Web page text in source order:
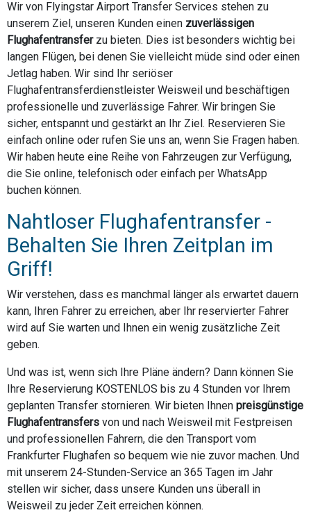
Wir von Flyingstar Airport Transfer Services stehen zu
unserem Ziel, unseren Kunden einen zuverlässigen
Flughafentransferzu bieten. Dies ist besonders wichtig bei
langen Flügen, bei denen Sie vielleicht müde sind oder einen
Jetlag haben. Wir sind Ihr seriöser
Flughafentransferdienstleister Weisweil und beschäftigen
professionelle und zuverlässige Fahrer. Wir bringen Sie
sicher, entspannt und gestärkt an Ihr Ziel. Reservieren Sie
einfach online oder rufen Sie uns an, wenn Sie Fragen haben.
Wir haben heute eine Reihe von Fahrzeugen zur Verfügung,
die Sie online, telefonisch oder einfach per WhatsApp
buchen können.
Nahtloser Flughafentransfer -
Behalten Sie Ihren Zeitplan im
Griff!
Wir verstehen, dass es manchmal länger als erwartet dauern
kann, Ihren Fahrer zu erreichen, aber Ihr reservierter Fahrer
wird auf Sie warten und Ihnen ein wenig zusätzliche Zeit
geben.
Und was ist, wenn sich Ihre Pläne ändern? Dann können Sie
Ihre Reservierung KOSTENLOS bis zu 4 Stunden vor Ihrem
geplanten Transfer stornieren. Wir bieten Ihnen preisgünstige
Flughafentransfers von und nach Weisweil mit Festpreisen
und professionellen Fahrern, die den Transport vom
Frankfurter Flughafen so bequem wie nie zuvor machen. Und
mit unserem 24-Stunden-Service an 365 Tagen im Jahr
stellen wir sicher, dass unsere Kunden uns überall in
Weisweil zu jeder Zeit erreichen können.